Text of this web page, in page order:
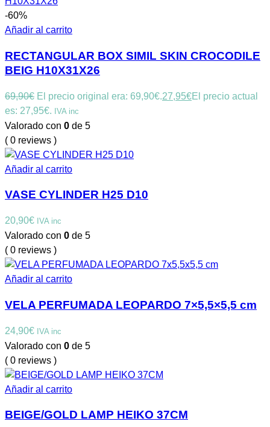
-60%
Añadir al carrito
RECTANGULAR BOX SIMIL SKIN CROCODILE
BEIG H10X31X26
69,90€ El precio original era: 69,90€.27,95€El precio actual
es: 27,95€. IVA inc
Valorado con 0 de 5
( 0 reviews )
Añadir al carrito
VASE CYLINDER H25 D10
20,90€ IVA inc
Valorado con 0 de 5
( 0 reviews )
Añadir al carrito
VELA PERFUMADA LEOPARDO 7×5,5×5,5 cm
24,90€ IVA inc
Valorado con 0 de 5
( 0 reviews )
Añadir al carrito
BEIGE/GOLD LAMP HEIKO 37CM